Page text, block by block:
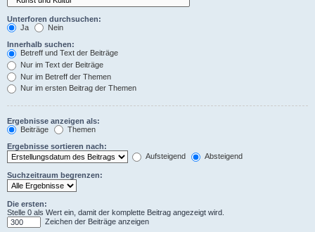
Unterforen durchsuchen:
Ja
Nein
Innerhalb suchen:
Betreff und Text der Beiträge
Nur im Text der Beiträge
Nur im Betreff der Themen
Nur im ersten Beitrag der Themen
Ergebnisse anzeigen als:
Beiträge
Themen
Ergebnisse sortieren nach:
Aufsteigend
Absteigend
Suchzeitraum begrenzen:
Die ersten:
Stelle 0 als Wert ein, damit der komplette Beitrag angezeigt wird.
Zeichen der Beiträge anzeigen